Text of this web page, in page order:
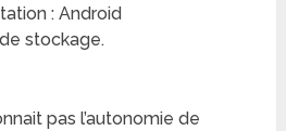
: Android
stockage.
pas l’autonomie de